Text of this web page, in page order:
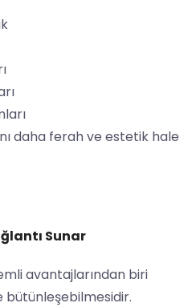
daha ferah ve estetik hale
Sunar
avantajlarından biri
bütünleşebilmesidir.